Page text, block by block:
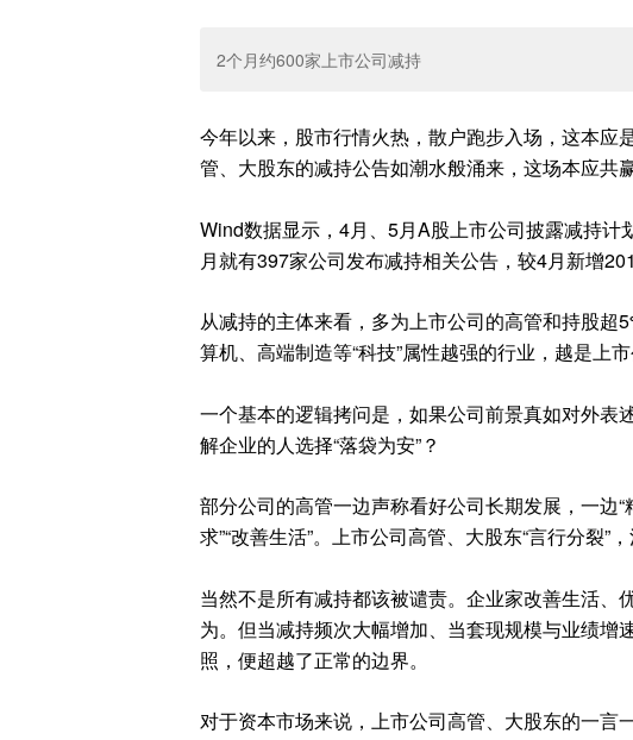
2个月约600家上市公司减持
今年以来，股市行情火热，散户跑步入场，这本应
管、大股东的减持公告如潮水般涌来，这场本应共
Wind数据显示，4月、5月A股上市公司披露减持
月就有397家公司发布减持相关公告，较4月新增201
从减持的主体来看，多为上市公司的高管和持股
算机、高端制造等“科技”属性越强的行业，越是上
一个基本的逻辑拷问是，如果公司前景真如对外表
解企业的人选择“落袋为安”？
部分公司的高管一边声称看好公司长期发展，一边
求”“改善生活”。上市公司高管、大股东“言行分裂”
当然不是所有减持都该被谴责。企业家改善生活
为。但当减持频次大幅增加、当套现规模与业绩
照，便超越了正常的边界。
对于资本市场来说，上市公司高管、大股东的一言